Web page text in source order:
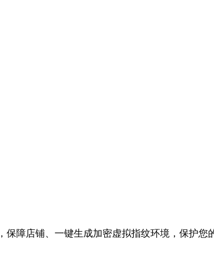
障店铺、一键生成加密虚拟指纹环境，保护您